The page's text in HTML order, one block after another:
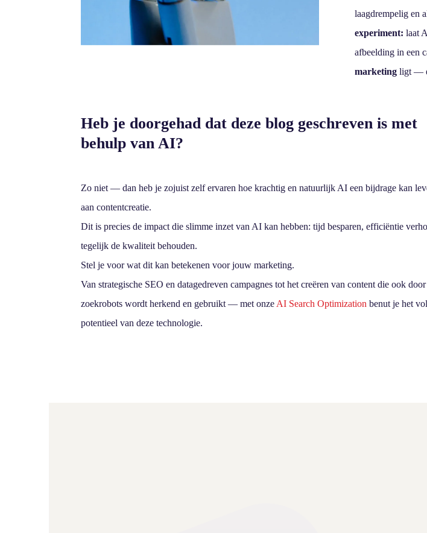
laagdrempelig en
experiment: laat
afbeelding in een
marketing ligt —
Heb je doorgehad dat deze blog geschreven is met
behulp van AI?
Zo niet — dan heb je zojuist zelf ervaren hoe krachtig en natuurlijk AI een bijdrage kan
aan contentcreatie.
Dit is precies de impact die slimme inzet van AI kan hebben: tijd besparen, efficiëntie
tegelijk de kwaliteit behouden.
Stel je voor wat dit kan betekenen voor jouw marketing.
Van strategische SEO en datagedreven campagnes tot het creëren van content die ook
zoekrobots wordt herkend en gebruikt — met onzeAI Search Optimization benut je het
potentieel van deze technologie.